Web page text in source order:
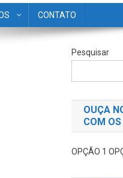
CONTATO
Pesquisar
OUÇA
COM
OPÇÃO 1